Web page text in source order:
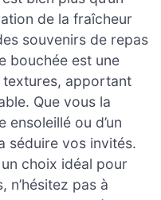
de la fraîcheur
souvenirs de repas
bouchée est une
apportant
Que vous la
ensoleillé ou d’un
séduire vos invités.
choix idéal pour
n’hésitez pas à